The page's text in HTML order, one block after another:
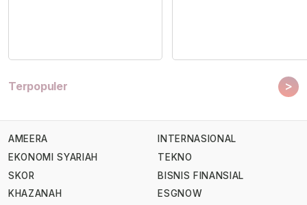
Terpopuler >
AMEERA
EKONOMI SYARIAH
SKOR
KHAZANAH
INTERNASIONAL
TEKNO
BISNIS FINANSIAL
ESGNOW